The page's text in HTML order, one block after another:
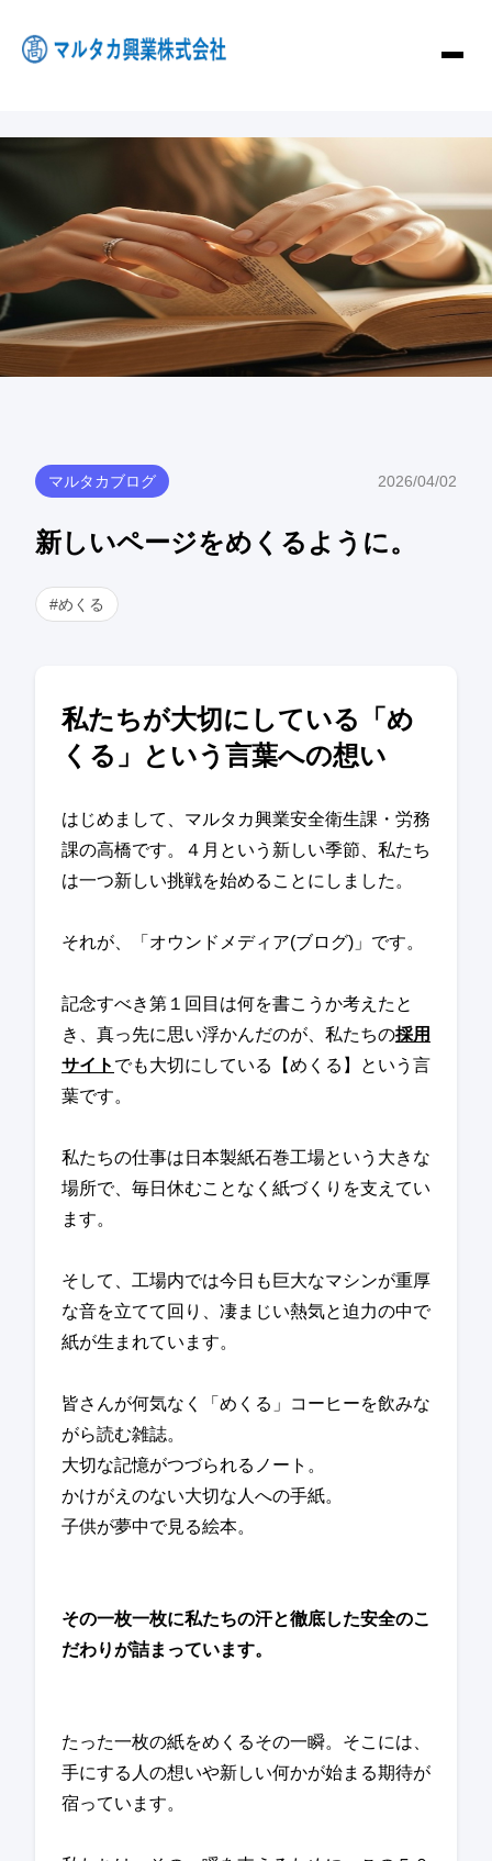
マルタカブログ 2026/04/02
新しいページをめくるように。
#めくる
私たちが大切にしている「め
くる」という言葉への想い
はじめまして、マルタカ興業安全衛生課・労務
課の高橋です。４月という新しい季節、私たち
は一つ新しい挑戦を始めることにしました。
それが、「オウンドメディア(ブログ)」です。
記念すべき第１回目は何を書こうか考えたと
き、真っ先に思い浮かんだのが、私たちの採用
サイト でも大切にしている【めくる】という言
葉です。
私たちの仕事は日本製紙石巻工場という大きな
場所で、毎日休むことなく紙づくりを支えてい
ます。
そして、工場内では今日も巨大なマシンが重厚
な音を立てて回り、凄まじい熱気と迫力の中で
紙が生まれています。
皆さんが何気なく「めくる」コーヒーを飲みな
がら読む雑誌。
大切な記憶がつづられるノート。
かけがえのない大切な人への手紙。
子供が夢中で見る絵本。
その一枚一枚に私たちの汗と徹底した安全のこ
だわりが詰まっています。
たった一枚の紙をめくるその一瞬。そこには、
手にする人の想いや新しい何かが始まる期待が
宿っています。